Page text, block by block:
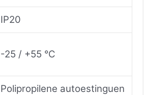
IP20
-25 / +55 °C
Polipropilene autoestinguen